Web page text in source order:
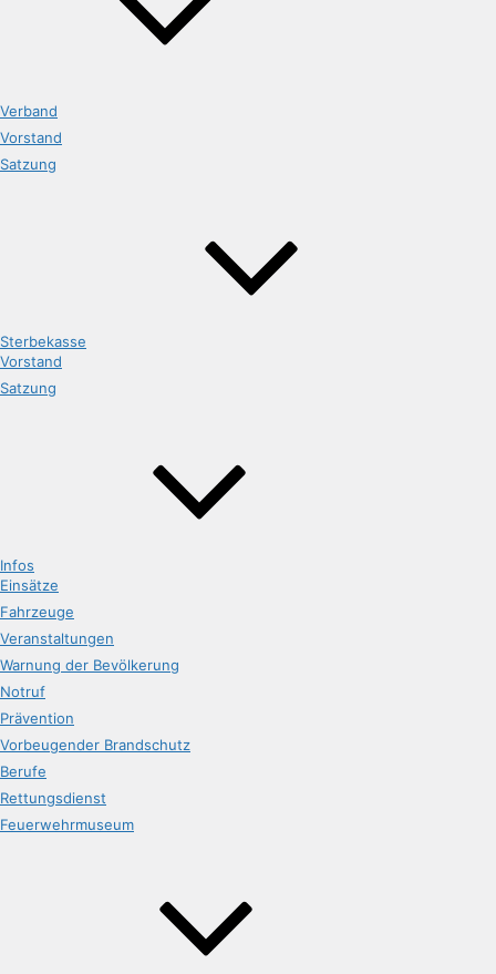
Verband
Vorstand
Satzung
Sterbekasse
Vorstand
Satzung
Infos
Einsätze
Fahrzeuge
Veranstaltungen
Warnung der Bevölkerung
Notruf
Prävention
Vorbeugender Brandschutz
Berufe
Rettungsdienst
Feuerwehrmuseum